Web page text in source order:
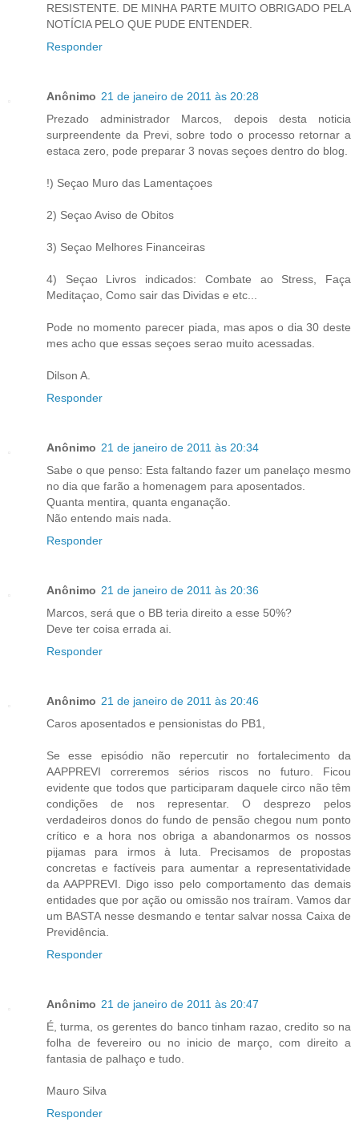
RESISTENTE. DE MINHA PARTE MUITO OBRIGADO PELA
NOTÍCIA PELO QUE PUDE ENTENDER.
Responder
Anônimo 21 de janeiro de 2011 às 20:28
Prezado administrador Marcos, depois desta noticia
surpreendente da Previ, sobre todo o processo retornar a
estaca zero, pode preparar 3 novas seçoes dentro do blog.
!) Seçao Muro das Lamentaçoes
2) Seçao Aviso de Obitos
3) Seçao Melhores Financeiras
4) Seçao Livros indicados: Combate ao Stress, Faça
Meditaçao, Como sair das Dividas e etc...
Pode no momento parecer piada, mas apos o dia 30 deste
mes acho que essas seçoes serao muito acessadas.
Dilson A.
Responder
Anônimo 21 de janeiro de 2011 às 20:34
Sabe o que penso: Esta faltando fazer um panelaço mesmo
no dia que farão a homenagem para aposentados.
Quanta mentira, quanta enganação.
Não entendo mais nada.
Responder
Anônimo 21 de janeiro de 2011 às 20:36
Marcos, será que o BB teria direito a esse 50%?
Deve ter coisa errada ai.
Responder
Anônimo 21 de janeiro de 2011 às 20:46
Caros aposentados e pensionistas do PB1,
Se esse episódio não repercutir no fortalecimento da
AAPPREVI correremos sérios riscos no futuro. Ficou
evidente que todos que participaram daquele circo não têm
condições de nos representar. O desprezo pelos
verdadeiros donos do fundo de pensão chegou num ponto
crítico e a hora nos obriga a abandonarmos os nossos
pijamas para irmos à luta. Precisamos de propostas
concretas e factíveis para aumentar a representatividade
da AAPPREVI. Digo isso pelo comportamento das demais
entidades que por ação ou omissão nos traíram. Vamos dar
um BASTA nesse desmando e tentar salvar nossa Caixa de
Previdência.
Responder
Anônimo 21 de janeiro de 2011 às 20:47
É, turma, os gerentes do banco tinham razao, credito so na
folha de fevereiro ou no inicio de março, com direito a
fantasia de palhaço e tudo.
Mauro Silva
Responder